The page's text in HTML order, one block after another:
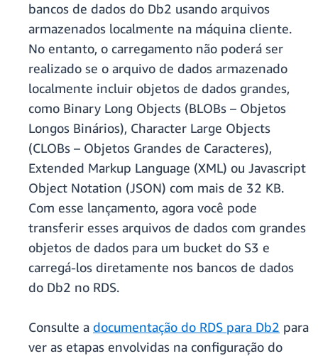
bancos de dados do Db2 usando arquivos
armazenados localmente na máquina cliente.
No entanto, o carregamento não poderá ser
realizado se o arquivo de dados armazenado
localmente incluir objetos de dados grandes,
como Binary Long Objects (BLOBs – Objetos
Longos Binários), Character Large Objects
(CLOBs – Objetos Grandes de Caracteres),
Extended Markup Language (XML) ou Javascript
Object Notation (JSON) com mais de 32 KB.
Com esse lançamento, agora você pode
transferir esses arquivos de dados com grandes
objetos de dados para um bucket do S3 e
carregá-los diretamente nos bancos de dados
do Db2 no RDS.
Consulte a documentação do RDS para Db2 para
ver as etapas envolvidas na configuração do